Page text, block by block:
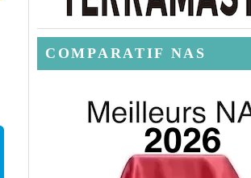
COMPARATIF NAS